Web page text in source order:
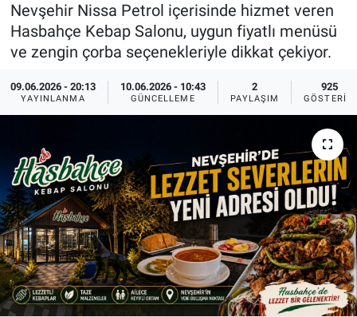
Nevşehir Nissa Petrol içerisinde hizmet veren
Hasbahçe Kebap Salonu, uygun fiyatlı menüsü
ve zengin çorba seçenekleriyle dikkat çekiyor.
09.06.2026 - 20:13
YAYINLANMA
10.06.2026 - 10:43
GÜNCELLEME
2
PAYLAŞIM
925
GÖSTERIM
Sağlık
Asayiş
İlan - Duyuru- Mesaj
Yaşam
Sağlık
Eğitim
Kültür
3.Sayfa
İlan - Duyuru- Mesaj